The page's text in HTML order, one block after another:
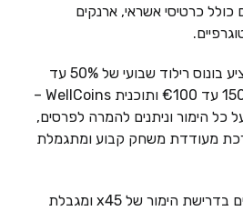
כרטיסי אשראי, ארנקים
לשחקנים קבועים, Welle מציע בונוס רילוד שבועי של 50% עד
€100, בונוס קריפטו של 150% עד €100 ותוכנית WellCoins –
כל הימור וניתנים להמרה לפרסים,
מעודדת משחק קבוע ומתגמלת
הספינים ללא הפקדה כרוכים בדרישת הימור של x45 ומגבלת